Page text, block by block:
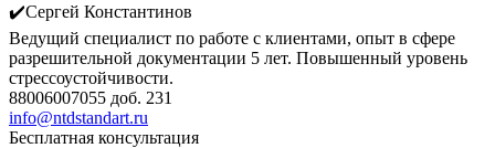
✔️Сергей Константинов
Ведущий специалист по работе с клиентами, опыт в сфере
разрешительной документации 5 лет. Повышенный уровень
стрессоустойчивости.
88006007055 доб. 231
info@ntdstandart.ru
Бесплатная консультация